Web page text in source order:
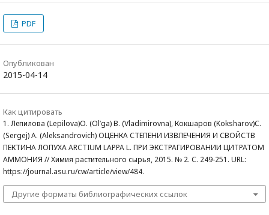
PDF
Опубликован
2015-04-14
Как цитировать
1. Лепилова (Lepilova)О. (Ol’ga) В. (Vladimirovna), Кокшаров (Koksharov)С.
(Sergej) А. (Aleksandrovich) ОЦЕНКА СТЕПЕНИ ИЗВЛЕЧЕНИЯ И СВОЙСТВ
ПЕКТИНА ЛОПУХА ARCTIUM LAPPA L. ПРИ ЭКСТРАГИРОВАНИИ ЦИТРАТОМ
АММОНИЯ // Химия растительного сырья, 2015. № 2. С. 249-251. URL:
https://journal.asu.ru/cw/article/view/484.
Другие форматы библиографических ссылок